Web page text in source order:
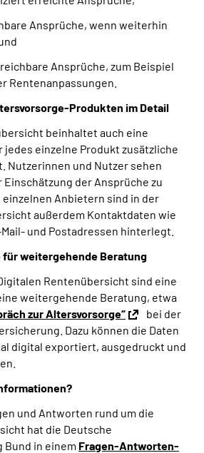
Ansprüche, wenn weiterhin
Ansprüche, zum Beispiel
Rentenanpassungen.
Produkten im Detail
beinhaltet auch eine
jedes einzelne Produkt zusätzliche
Nutzerinnen und Nutzer sehen
Einschätzung der Ansprüche zu
Anbietern sind in der
außerdem Kontaktdaten wie
und Postadressen hinterlegt.
für weitergehende Beratung
Rentenübersicht sind eine
weitergehende Beratung, etwa
zur Altersvorsorge“
bei der
Dazu können die Daten
digital exportiert, ausgedruckt und
und Antworten rund um die
hat die Deutsche
in einem Fragen-Antworten-